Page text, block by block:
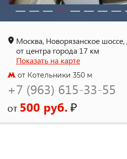
Москва, Новорязанское
от центра города 17 км
Показать на карте
от Котельники 350 м
+7 (963) 615-33-55
от 500 руб.₽